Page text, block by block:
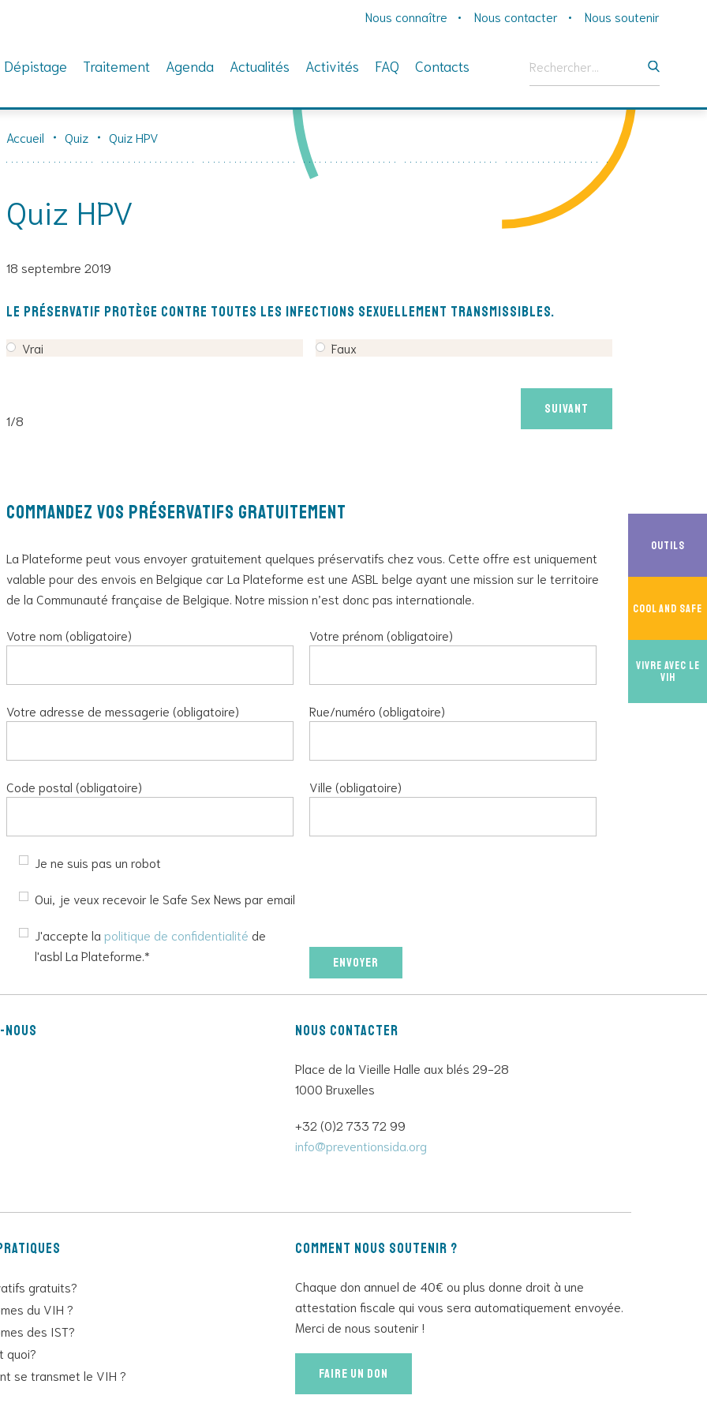
Nous connaître Nous contacter Nous soutenir
Dépistage Traitement Agenda Actualités Activités FAQ Contacts
Outils
Cool And Safe
Vivre avec le
VIH
Accueil Quiz Quiz HPV
Quiz HPV
18 septembre 2019
Le préservatif protège contre toutes les infections sexuellement transmissibles.
Vrai Faux
1/8
Suivant
Commandez vos préservatifs gratuitement
La Plateforme peut vous envoyer gratuitement quelques préservatifs chez vous. Cette offre est uniquement
valable pour des envois en Belgique car La Plateforme est une ASBL belge ayant une mission sur le territoire
de la Communauté française de Belgique. Notre mission n’est donc pas internationale.
Votre nom (obligatoire) Votre prénom (obligatoire)
Votre adresse de messagerie (obligatoire) Rue/numéro (obligatoire)
Code postal (obligatoire) Ville (obligatoire)
Je ne suis pas un robot
Oui, je veux recevoir le Safe Sex News par email
J'accepte la politique de confidentialité de
l'asbl La Plateforme.*
laisser
ce
champ
nous Nous contacter
Place de la Vieille Halle aux blés 29-28
1000 Bruxelles
+32 (0)2 733 72 99
info@preventionsida.org
gratuits?
du VIH ?
des IST?
quoi?
se transmet le VIH ?
Comment nous soutenir ?
Chaque don annuel de 40€ ou plus donne droit à une
attestation fiscale qui vous sera automatiquement envoyée.
Merci de nous soutenir !
Faire un don